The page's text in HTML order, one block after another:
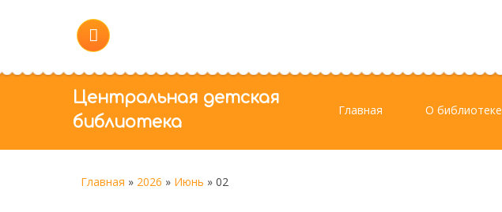
Центральная детская
библиотека
Главная О библиотеке
Главная » 2026 » Июнь » 02